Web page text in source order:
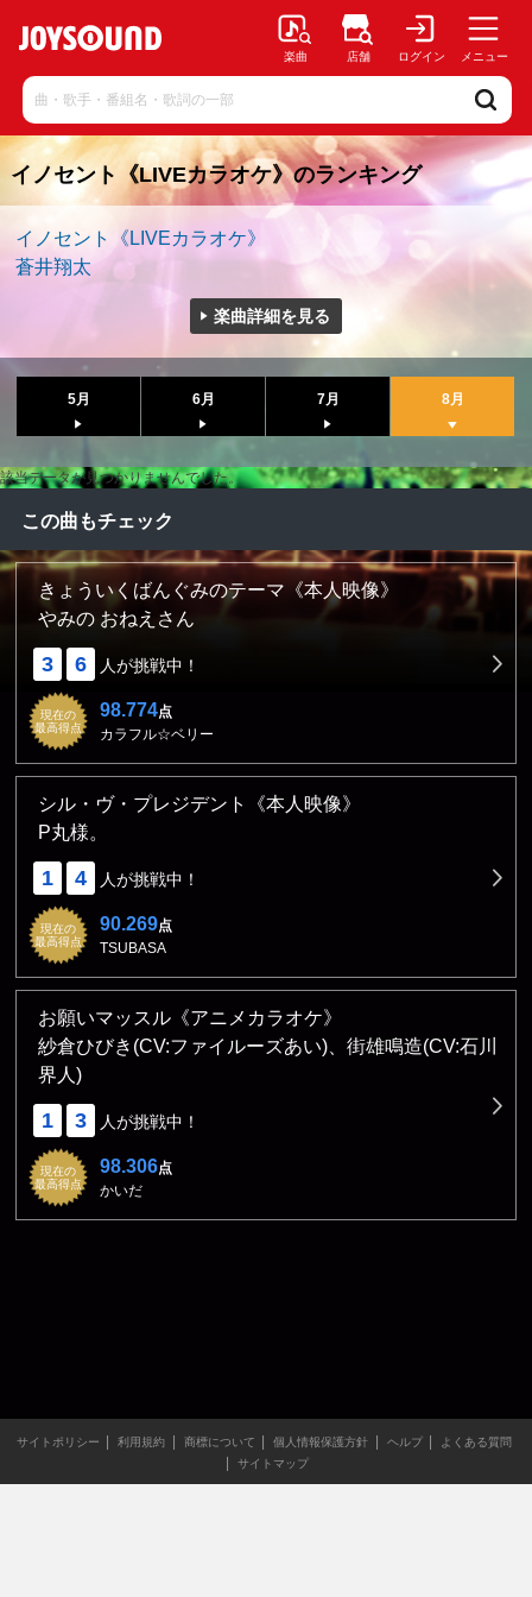
楽曲 店舗 ログイン メニュー
イノセント《LIVEカラオケ》のランキング
イノセント《LIVEカラオケ》
蒼井翔太
楽曲詳細を見る
5月 6月 7月 8月
該当データが見つかりませんでした。
この曲もチェック
きょういくばんぐみのテーマ《本人映像》
やみの おねえさん
3 6 人が挑戦中！
現在の
最高得点
98.774点
カラフル☆ベリー
シル・ヴ・プレジデント《本人映像》
P丸様。
1 4 人が挑戦中！
現在の
最高得点
90.269点
TSUBASA
お願いマッスル《アニメカラオケ》
紗倉ひびき(CV:ファイルーズあい)、街雄鳴造(CV:石川
界人)
1 3 人が挑戦中！
現在の
最高得点
98.306点
かいだ
サイトポリシー 利用規約 商標について 個人情報保護方針 ヘルプ
よくある質問
サイトマップ